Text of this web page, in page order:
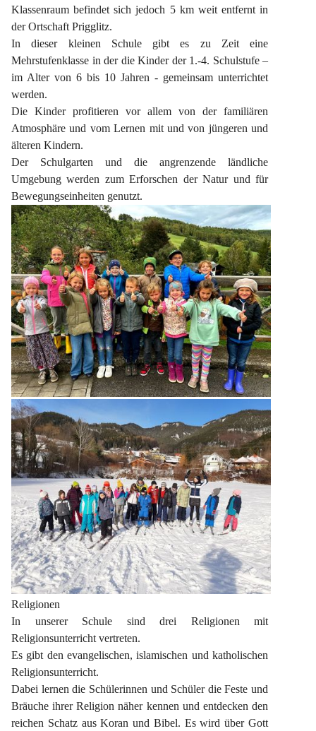
Klassenraum befindet sich jedoch 5 km weit entfernt in
der Ortschaft Prigglitz.
In dieser kleinen Schule gibt es zu Zeit eine
Mehrstufenklasse in der die Kinder der 1.-4. Schulstufe –
im Alter von 6 bis 10 Jahren - gemeinsam unterrichtet
werden.
Die Kinder profitieren vor allem von der familiären
Atmosphäre und vom Lernen mit und von jüngeren und
älteren Kindern.
Der Schulgarten und die angrenzende ländliche
Umgebung werden zum Erforschen der Natur und für
Bewegungseinheiten genutzt.
Religionen
In unserer Schule sind drei Religionen mit
Religionsunterricht vertreten.
Es gibt den evangelischen, islamischen und katholischen
Religionsunterricht.
Dabei lernen die Schülerinnen und Schüler die Feste und
Bräuche ihrer Religion näher kennen und entdecken den
reichen Schatz aus Koran und Bibel. Es wird über Gott